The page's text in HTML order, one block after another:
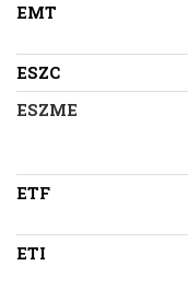
EMT
ESZC
ESZME
ETF
ETI